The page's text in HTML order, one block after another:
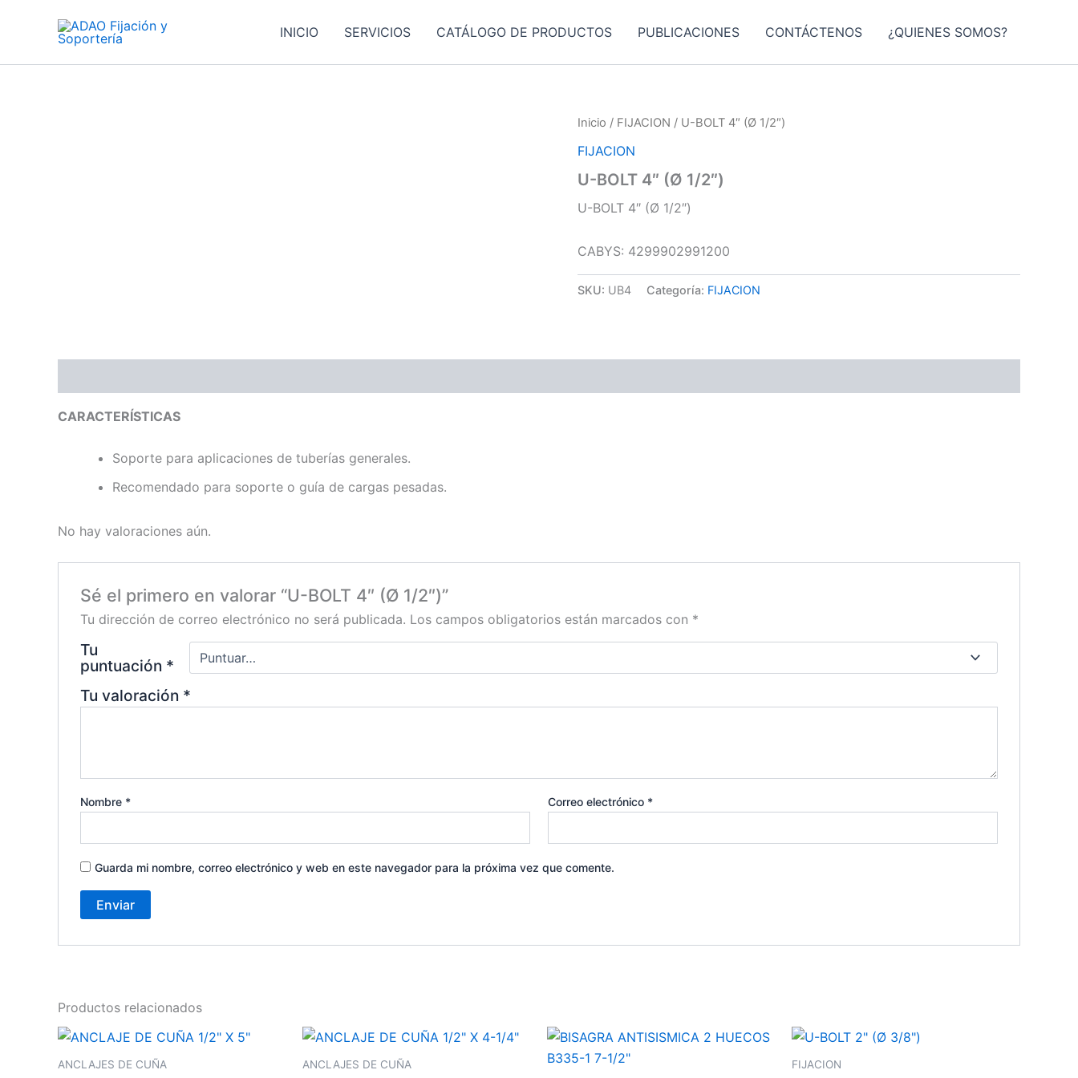
INICIO SERVICIOS CATÁLOGO DE PRODUCTOS PUBLICACIONES CONTÁCTENOS ¿QUIENES SOMOS?
Inicio / FIJACION / U-BOLT 4″ (Ø 1/2″)
FIJACION
U-BOLT 4″ (Ø 1/2″)
U-BOLT 4″ (Ø 1/2″)
CABYS: 4299902991200
SKU: UB4 Categoría: FIJACION
CARACTERÍSTICAS
Soporte para aplicaciones de tuberías generales.
Recomendado para soporte o guía de cargas pesadas.
No hay valoraciones aún.
Sé el primero en valorar “U-BOLT 4″ (Ø 1/2″)”
Tu dirección de correo electrónico no será publicada. Los campos obligatorios están marcados con *
Tu
puntuación *
Tu valoración *
Nombre * Correo electrónico *
Guarda mi nombre, correo electrónico y web en este navegador para la próxima vez que comente.
Productos relacionados
ANCLAJES DE CUÑA ANCLAJES DE CUÑA FIJACION